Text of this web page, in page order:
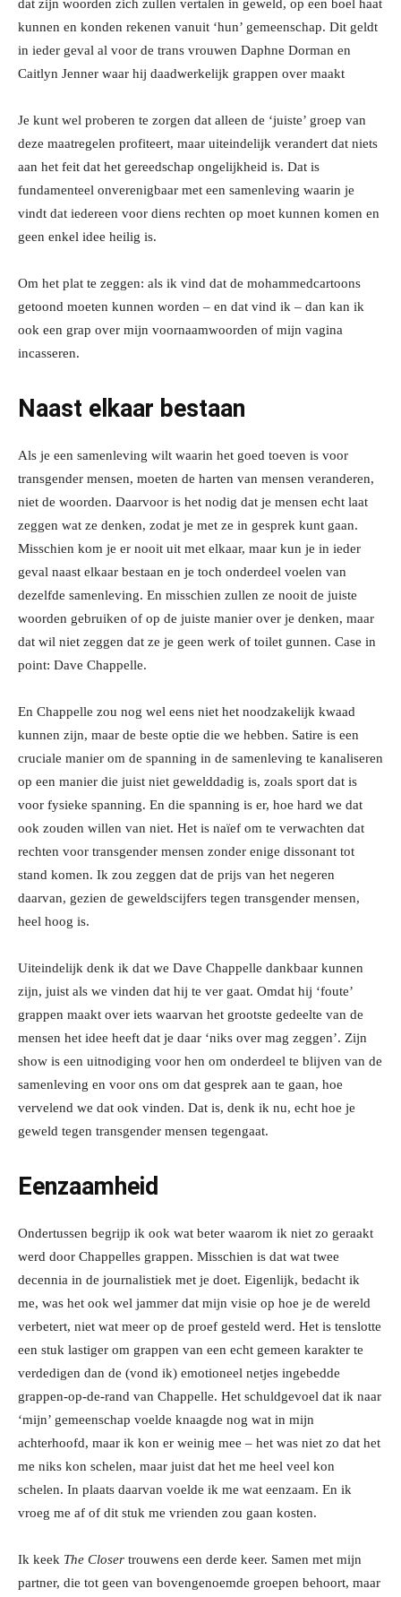
dat zijn woorden zich zullen vertalen in geweld, op een boel haat
kunnen en konden rekenen vanuit ‘hun’ gemeenschap. Dit geldt
in ieder geval al voor de trans vrouwen Daphne Dorman en
Caitlyn Jenner waar hij daadwerkelijk grappen over maakt
Je kunt wel proberen te zorgen dat alleen de ‘juiste’ groep van
deze maatregelen profiteert, maar uiteindelijk verandert dat niets
aan het feit dat het gereedschap ongelijkheid is. Dat is
fundamenteel onverenigbaar met een samenleving waarin je
vindt dat iedereen voor diens rechten op moet kunnen komen en
geen enkel idee heilig is.
Om het plat te zeggen: als ik vind dat de mohammedcartoons
getoond moeten kunnen worden – en dat vind ik – dan kan ik
ook een grap over mijn voornaamwoorden of mijn vagina
incasseren.
Naast elkaar bestaan
Als je een samenleving wilt waarin het goed toeven is voor
transgender mensen, moeten de harten van mensen veranderen,
niet de woorden. Daarvoor is het nodig dat je mensen echt laat
zeggen wat ze denken, zodat je met ze in gesprek kunt gaan.
Misschien kom je er nooit uit met elkaar, maar kun je in ieder
geval naast elkaar bestaan en je toch onderdeel voelen van
dezelfde samenleving. En misschien zullen ze nooit de juiste
woorden gebruiken of op de juiste manier over je denken, maar
dat wil niet zeggen dat ze je geen werk of toilet gunnen. Case in
point: Dave Chappelle.
En Chappelle zou nog wel eens niet het noodzakelijk kwaad
kunnen zijn, maar de beste optie die we hebben. Satire is een
cruciale manier om de spanning in de samenleving te kanaliseren
op een manier die juist niet gewelddadig is, zoals sport dat is
voor fysieke spanning. En die spanning is er, hoe hard we dat
ook zouden willen van niet. Het is naïef om te verwachten dat
rechten voor transgender mensen zonder enige dissonant tot
stand komen. Ik zou zeggen dat de prijs van het negeren
daarvan, gezien de geweldscijfers tegen transgender mensen,
heel hoog is.
Uiteindelijk denk ik dat we Dave Chappelle dankbaar kunnen
zijn, juist als we vinden dat hij te ver gaat. Omdat hij ‘foute’
grappen maakt over iets waarvan het grootste gedeelte van de
mensen het idee heeft dat je daar ‘niks over mag zeggen’. Zijn
show is een uitnodiging voor hen om onderdeel te blijven van de
samenleving en voor ons om dat gesprek aan te gaan, hoe
vervelend we dat ook vinden. Dat is, denk ik nu, echt hoe je
geweld tegen transgender mensen tegengaat.
Eenzaamheid
Ondertussen begrijp ik ook wat beter waarom ik niet zo geraakt
werd door Chappelles grappen. Misschien is dat wat twee
decennia in de journalistiek met je doet. Eigenlijk, bedacht ik
me, was het ook wel jammer dat mijn visie op hoe je de wereld
verbetert, niet wat meer op de proef gesteld werd. Het is tenslotte
een stuk lastiger om grappen van een echt gemeen karakter te
verdedigen dan de (vond ik) emotioneel netjes ingebedde
grappen-op-de-rand van Chappelle. Het schuldgevoel dat ik naar
‘mijn’ gemeenschap voelde knaagde nog wat in mijn
achterhoofd, maar ik kon er weinig mee – het was niet zo dat het
me niks kon schelen, maar juist dat het me heel veel kon
schelen. In plaats daarvan voelde ik me wat eenzaam. En ik
vroeg me af of dit stuk me vrienden zou gaan kosten.
Ik keek The Closer trouwens een derde keer. Samen met mijn
partner, die tot geen van bovengenoemde groepen behoort, maar